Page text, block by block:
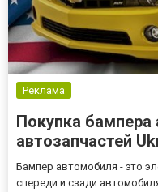
Реклама
Покупка бампера
автозапчастей
Бампер автомобиля - это
спереди и сзади